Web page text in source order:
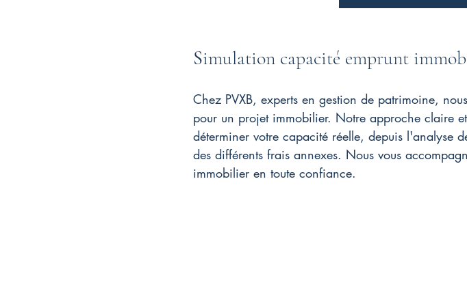
Simulation capacité emprunt
Chez PVXB, experts en gestion de patrimoine,
pour un projet immobilier. Notre approche claire
déterminer votre capacité réelle, depuis l'analyse
des différents frais annexes. Nous vous
immobilier en toute confiance.